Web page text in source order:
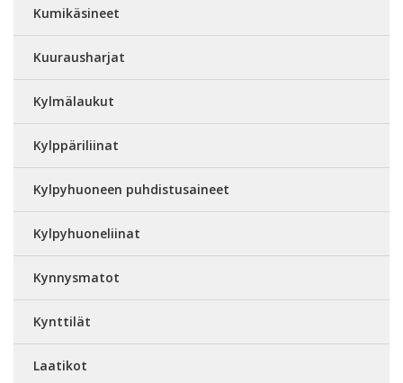
Kumikäsineet
Kuurausharjat
Kylmälaukut
Kylppäriliinat
Kylpyhuoneen puhdistusaineet
Kylpyhuoneliinat
Kynnysmatot
Kynttilät
Laatikot